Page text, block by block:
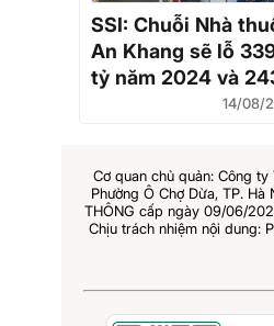
SSI: Chuỗi Nhà
An Khang sẽ lỗ
tỷ năm 2024 và
14/08/
Cơ quan chủ quản: Công
Phường Ô Chợ Dừa, TP.
THÔNG cấp ngày 09/06/
Chịu trách nhiệm nội dung: